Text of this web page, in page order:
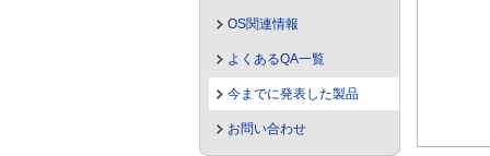
OS関連情報
よくあるQA一覧
今までに発表した製品
お問い合わせ